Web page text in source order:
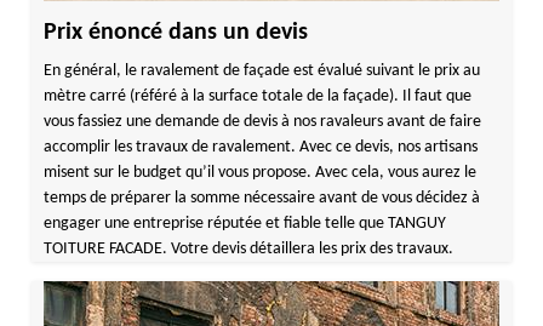
Prix énoncé dans un devis
En général, le ravalement de façade est évalué suivant le prix au
mètre carré (référé à la surface totale de la façade). Il faut que
vous fassiez une demande de devis à nos ravaleurs avant de faire
accomplir les travaux de ravalement. Avec ce devis, nos artisans
misent sur le budget qu’il vous propose. Avec cela, vous aurez le
temps de préparer la somme nécessaire avant de vous décidez à
engager une entreprise réputée et fiable telle que TANGUY
TOITURE FACADE. Votre devis détaillera les prix des travaux.